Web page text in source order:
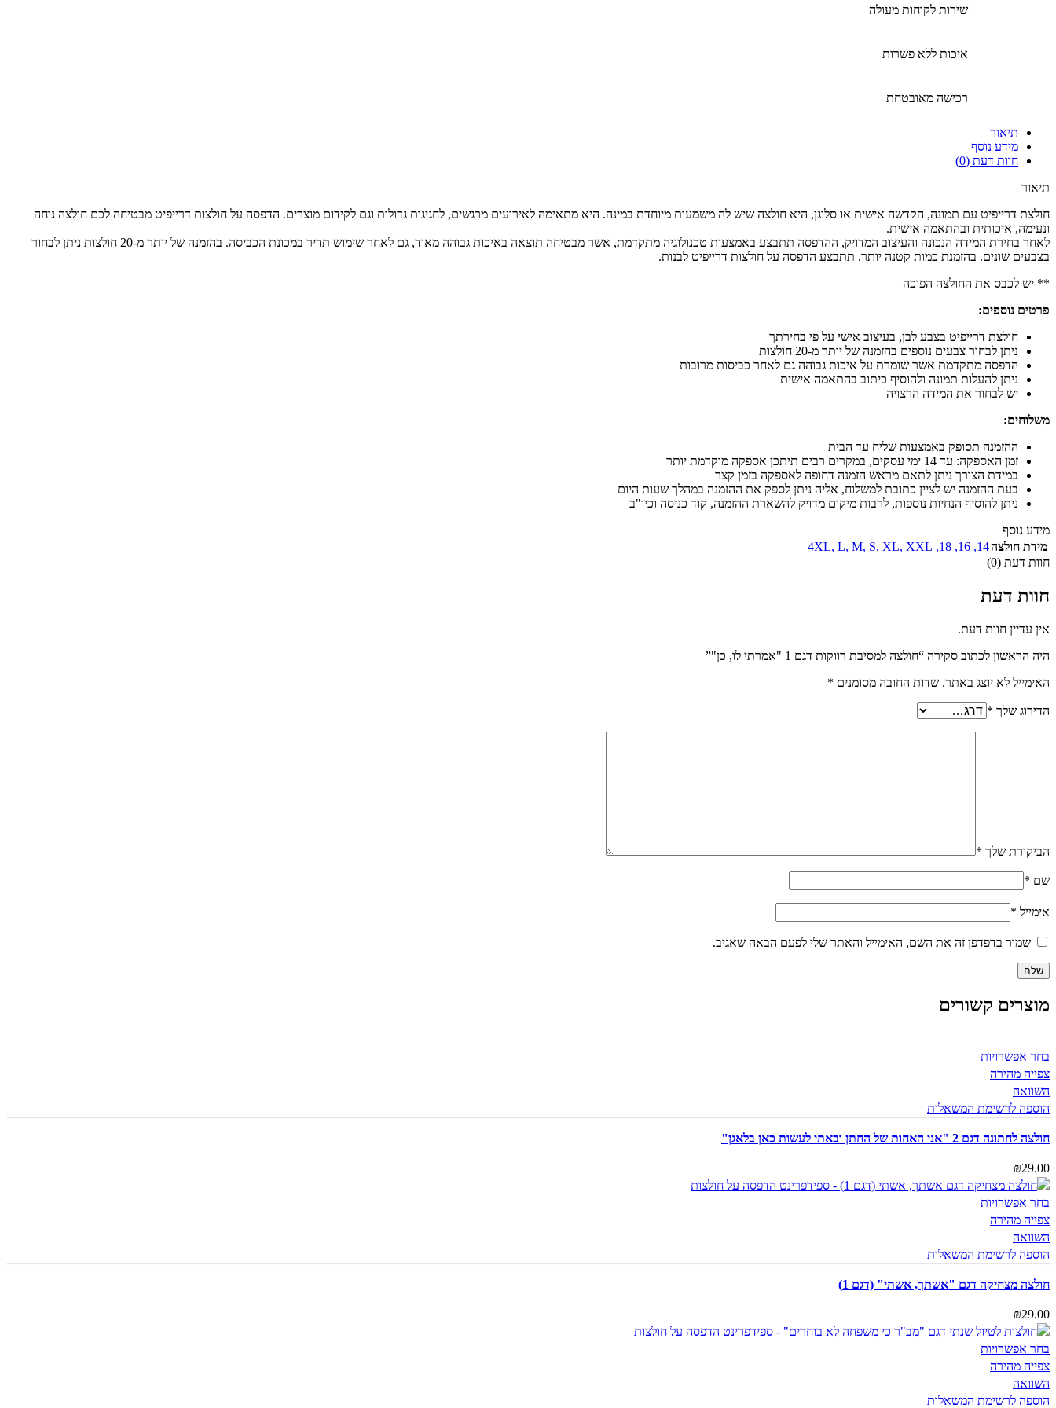
שירות לקוחות מעולה
איכות ללא פשרות
רכישה מאובטחת
תיאור
מידע נוסף
חוות דעת (0)
תיאור
חולצת דרייפיט עם תמונה, הקדשה אישית או סלוגן, היא חולצה שיש לה משמעות מיוחדת במינה. היא מתאימה לאירועים מרגשים, לחגיגות גדולות וגם לקידום מוצרים. הדפסה על חולצות דרייפיט מבטיחה לכם חולצה נוחה
ונעימה, איכותית ובהתאמה אישית.
לאחר בחירת המידה הנכונה והעיצוב המדויק, ההדפסה תתבצע באמצעות טכנולוגיה מתקדמת, אשר מבטיחה תוצאה באיכות גבוהה מאוד, גם לאחר שימוש תדיר במכונת הכביסה. בהזמנה של יותר מ-20 חולצות ניתן לבחור
בצבעים שונים. בהזמנת כמות קטנה יותר, תתבצע הדפסה על חולצות דרייפיט לבנות.
** יש לכבס את החולצה הפוכה
פרטים נוספים:
חולצת דרייפיט בצבע לבן, בעיצוב אישי על פי בחירתך
ניתן לבחור צבעים נוספים בהזמנה של יותר מ-20 חולצות
הדפסה מתקדמת אשר שומרת על איכות גבוהה גם לאחר כביסות מרובות
ניתן להעלות תמונה ולהוסיף כיתוב בהתאמה אישית
יש לבחור את המידה הרצויה
משלוחים:
ההזמנה תסופק באמצעות שליח עד הבית
זמן האספקה: עד 14 ימי עסקים, במקרים רבים תיתכן אספקה מוקדמת יותר
במידת הצורך ניתן לתאם מראש הזמנה דחופה לאספקה בזמן קצר
בעת ההזמנה יש לציין כתובת למשלוח, אליה ניתן לספק את ההזמנה במהלך שעות היום
ניתן להוסיף הנחיות נוספות, לרבות מיקום מדויק להשארת ההזמנה, קוד כניסה וכיו"ב
מידע נוסף
מידת חולצה14
,
16
,
18
,
4XL, L, M, S, XL, XXL
חוות דעת (0)
חוות דעת
אין עדיין חוות דעת.
היה הראשון לכתוב סקירה “חולצה למסיבת רווקות דגם 1 "אמרתי לו, כן"”
האימייל לא יוצג באתר. שדות החובה מסומנים *
הדירוג שלך *
הביקורת שלך *
שם *
אימייל *
שמור בדפדפן זה את השם, האימייל והאתר שלי לפעם הבאה שאגיב.
מוצרים קשורים
בחר אפשרויות
צפייה מהירה
השוואה
הוספה לרשימת המשאלות
חולצה לחתונה דגם 2 "אני האחות של החתן ובאתי לעשות כאן בלאגן"
₪29.00
בחר אפשרויות
צפייה מהירה
השוואה
הוספה לרשימת המשאלות
חולצה מצחיקה דגם "אשתך, אשתי" (דגם 1)
₪29.00
בחר אפשרויות
צפייה מהירה
השוואה
הוספה לרשימת המשאלות